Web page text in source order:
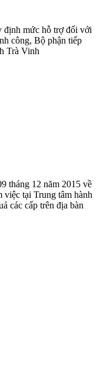
mức hỗ trợ đối với
công, Bộ phận tiếp
Trà Vinh
tháng 12 năm 2015 về
tại Trung tâm hành
các cấp trên địa bàn